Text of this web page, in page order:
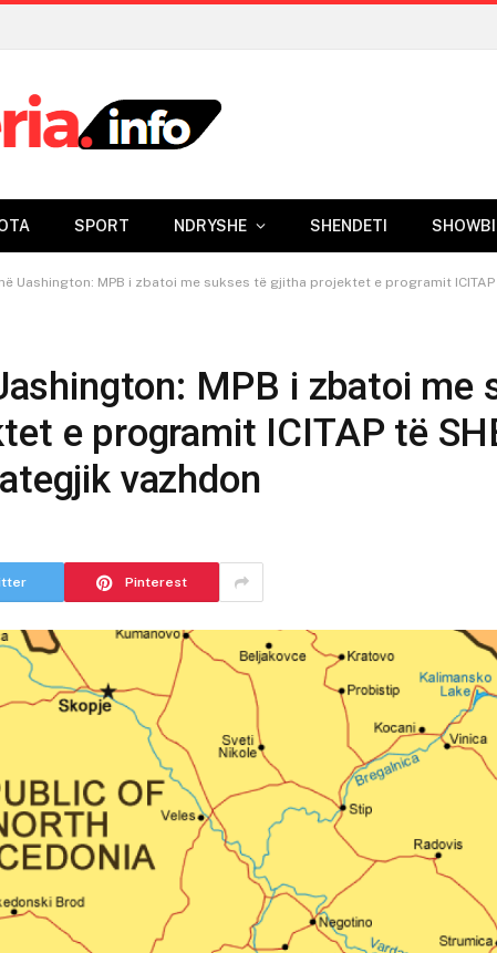
SPORT NDRYSHE SHENDETI
Uashington: MPB i zbatoi me sukses të gjitha projektet e programit
MPB i zbatoi me
e programit ICITAP të
vazhdon
Pinterest